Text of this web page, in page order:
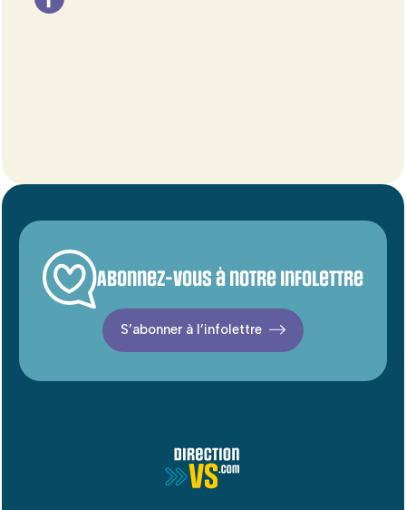
Abonnez-vous à notre infolettre
S’abonner à l’infolettre